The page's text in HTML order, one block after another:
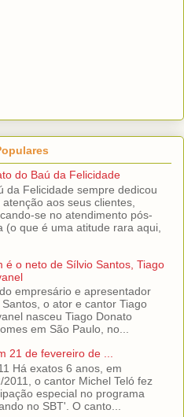
do Baú da Felicidade
da Felicidade sempre dedicou
atenção aos seus clientes,
se no atendimento pós-
(o que é uma atitude rara aqui,
é o neto de Sílvio Santos, Tiago
empresário e apresentador
Santos, o ator e cantor Tiago
nasceu Tiago Donato
em São Paulo, no...
21 de fevereiro de ...
Há exatos 6 anos, em
2011, o cantor Michel Teló fez
especial no programa
no SBT'. O canto...